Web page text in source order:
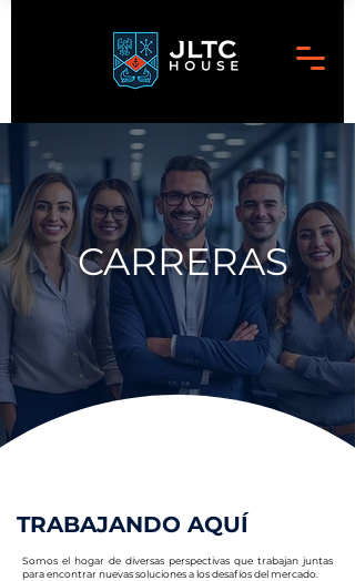
CARRERAS
TRABAJANDO AQUÍ
Somos el hogar de diversas perspectivas que trabajan juntas
para encontrar nuevas soluciones a los desafíos del mercado.